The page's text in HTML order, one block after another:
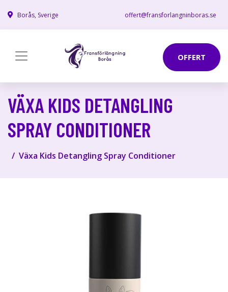
Borås, Sverige offert@fransforlangninboras.se
OFFERT
VÄXA KIDS DETANGLING
SPRAY CONDITIONER
Växa Kids Detangling Spray Conditioner